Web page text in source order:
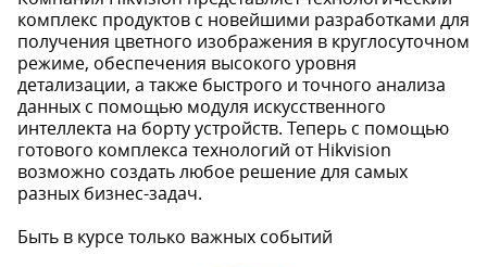
комплекс продуктов с новейшими разработками для
получения цветного изображения в круглосуточном
режиме, обеспечения высокого уровня
детализации, а также быстрого и точного анализа
данных с помощью модуля искусственного
интеллекта на борту устройств. Теперь с помощью
готового комплекса технологий от Hikvision
возможно создать любое решение для самых
разных бизнес-задач.
Быть в курсе только важных событий